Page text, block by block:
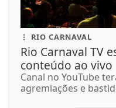
RIO CARNAVAL
Rio Carnaval TV
conteúdo ao vivo
Canal no YouTube
agremiações e